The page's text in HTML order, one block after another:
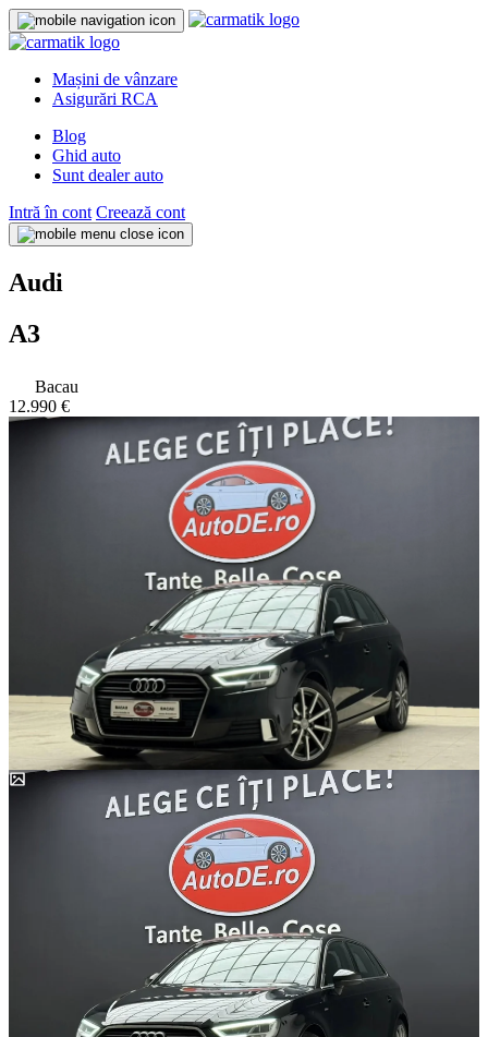
Mașini de vânzare
Asigurări RCA
Blog
Ghid auto
Sunt dealer auto
Intră în cont Creează cont
Audi
A3
Bacau
12.990 €